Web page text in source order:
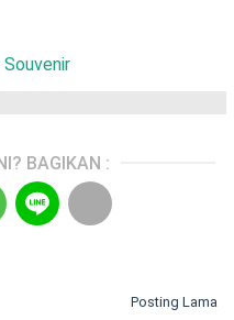
Souvenir
BAGIKAN :
Posting Lama